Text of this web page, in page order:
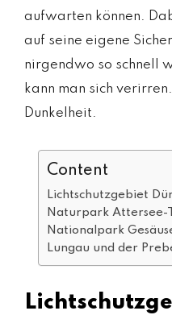
aufwarten können.
auf seine eigene
nirgendwo so schnell
kann man sich
Dunkelheit.
Content
Lichtschutzgebiet
Naturpark Attersee-
Nationalpark
Lungau und der